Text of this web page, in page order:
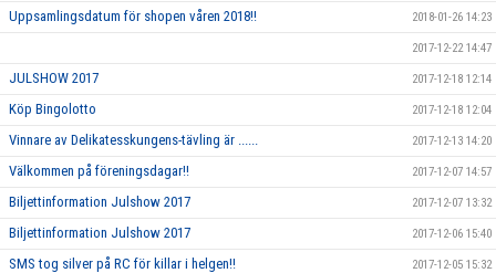
Uppsamlingsdatum för shopen våren 2018!! 2018-01-26 14:23
2017-12-22 14:47
JULSHOW 2017 2017-12-18 12:14
Köp Bingolotto 2017-12-18 12:04
Vinnare av Delikatesskungens-tävling är ...... 2017-12-13 14:20
Välkommen på föreningsdagar!! 2017-12-07 14:57
Biljettinformation Julshow 2017 2017-12-07 13:32
Biljettinformation Julshow 2017 2017-12-06 15:40
SMS tog silver på RC för killar i helgen!! 2017-12-05 15:32